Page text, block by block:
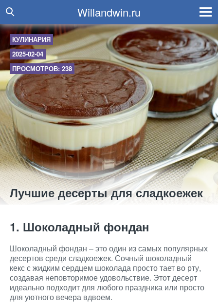
Willandwin.ru
КУЛИНАРИЯ
2025-02-04
ПРОСМОТРОВ: 238
Лучшие десерты для сладкоежек
1. Шоколадный фондан
Шоколадный фондан – это один из самых популярных
десертов среди сладкоежек. Сочный шоколадный
кекс с жидким сердцем шоколада просто тает во рту,
создавая неповторимое удовольствие. Этот десерт
идеально подходит для любого праздника или просто
для уютного вечера вдвоем.